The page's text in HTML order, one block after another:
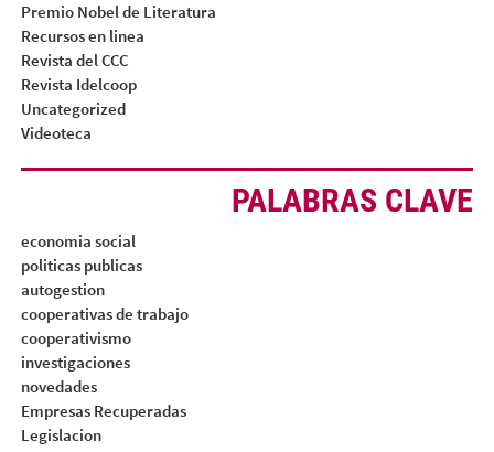
Premio Nobel de Literatura
Recursos en linea
Revista del CCC
Revista Idelcoop
Uncategorized
Videoteca
PALABRAS CLAVE
economia social
politicas publicas
autogestion
cooperativas de trabajo
cooperativismo
investigaciones
novedades
Empresas Recuperadas
Legislacion